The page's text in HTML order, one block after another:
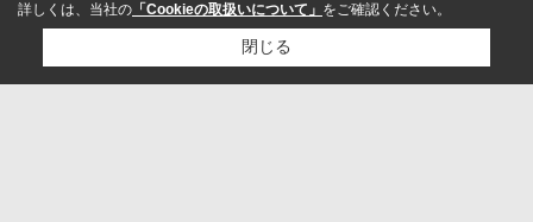
詳しくは、当社の 「Cookieの取扱いについて」 をご確認ください。
閉じる